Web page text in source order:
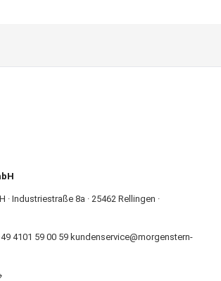
· Industriestraße 8a · 25462 Rellingen ·
4101 59 00 59 kundenservice@morgenstern-